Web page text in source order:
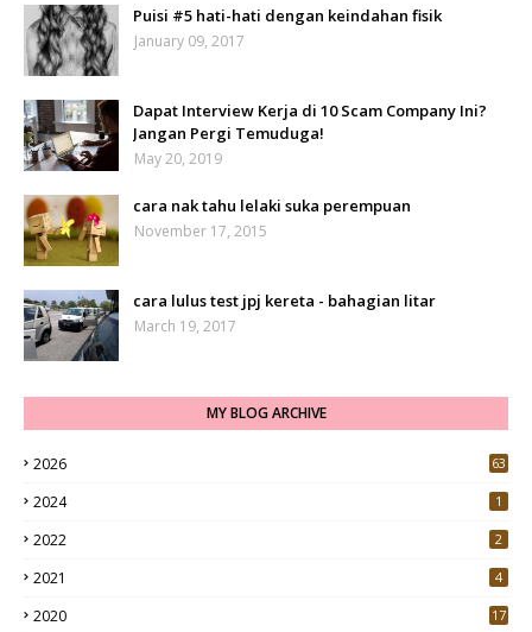
Puisi #5 hati-hati dengan keindahan fisik
January 09, 2017
Dapat Interview Kerja di 10 Scam Company Ini?
Jangan Pergi Temuduga!
May 20, 2019
cara nak tahu lelaki suka perempuan
November 17, 2015
cara lulus test jpj kereta - bahagian litar
March 19, 2017
MY BLOG ARCHIVE
2026 63
2024 1
2022 2
2021 4
2020
17